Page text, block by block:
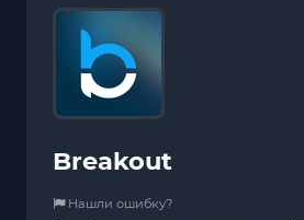
Breakout
Нашли ошибку?